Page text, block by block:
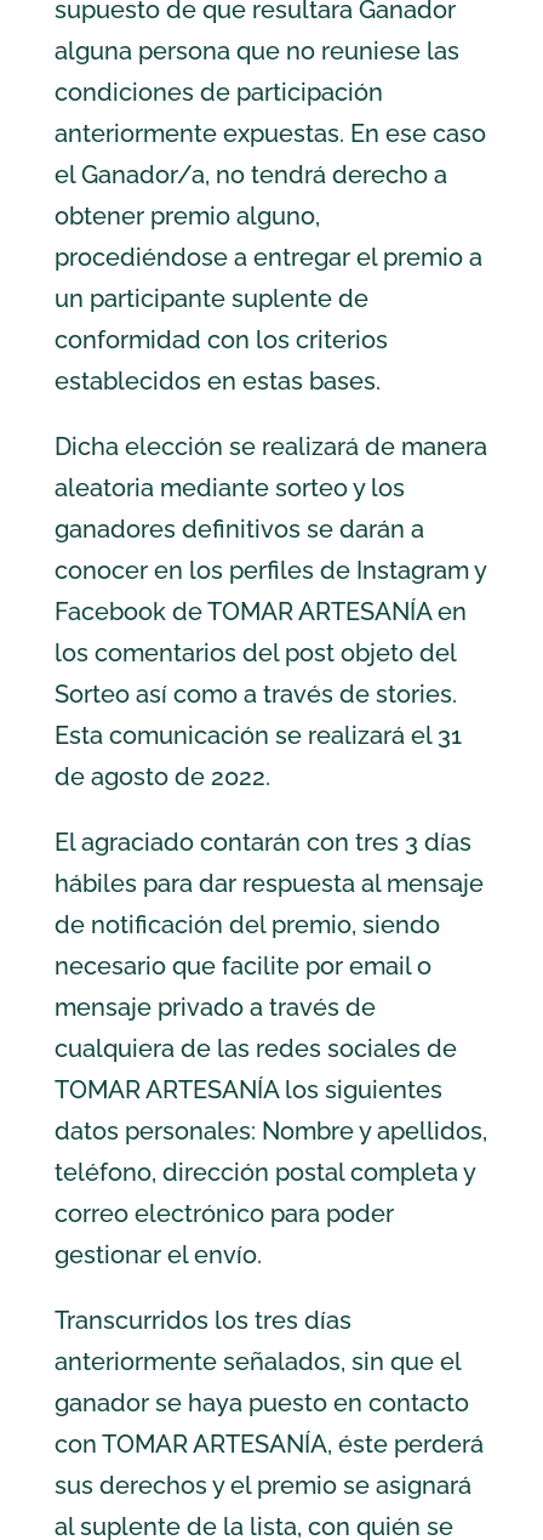
supuesto de que resultara Ganador
alguna persona que no reuniese las
condiciones de participación
anteriormente expuestas. En ese caso
el Ganador/a, no tendrá derecho a
obtener premio alguno,
procediéndose a entregar el premio a
un participante suplente de
conformidad con los criterios
establecidos en estas bases.
Dicha elección se realizará de manera
aleatoria mediante sorteo y los
ganadores definitivos se darán a
conocer en los perfiles de Instagram y
Facebook de TOMAR ARTESANÍA en
los comentarios del post objeto del
Sorteo así como a través de stories.
Esta comunicación se realizará el 31
de agosto de 2022.
El agraciado contarán con tres 3 días
hábiles para dar respuesta al mensaje
de notificación del premio, siendo
necesario que facilite por email o
mensaje privado a través de
cualquiera de las redes sociales de
TOMAR ARTESANÍA los siguientes
datos personales: Nombre y apellidos,
teléfono, dirección postal completa y
correo electrónico para poder
gestionar el envío.
Transcurridos los tres días
anteriormente señalados, sin que el
ganador se haya puesto en contacto
con TOMAR ARTESANÍA, éste perderá
sus derechos y el premio se asignará
al suplente de la lista, con quién se